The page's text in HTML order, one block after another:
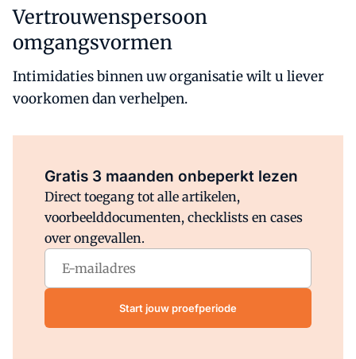
Vertrouwenspersoon
omgangsvormen
Intimidaties binnen uw organisatie wilt u liever
voorkomen dan verhelpen.
Gratis 3 maanden onbeperkt lezen
Direct toegang tot alle artikelen,
voorbeelddocumenten, checklists en cases
over ongevallen.
Start jouw proefperiode